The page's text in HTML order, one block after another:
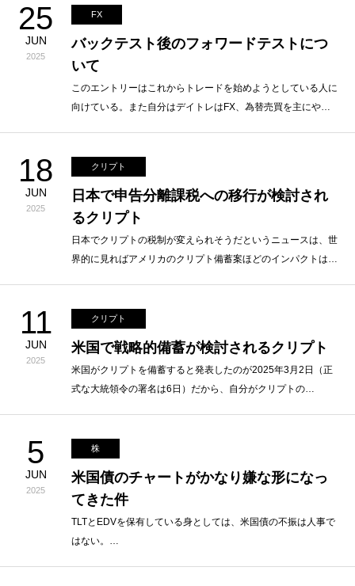
25
JUN
2025
FX
バックテスト後のフォワードテストにつ
いて
このエントリーはこれからトレードを始めようとしている人に
向けている。また自分はデイトレはFX、為替売買を主にや…
18
JUN
2025
クリプト
日本で申告分離課税への移行が検討され
るクリプト
日本でクリプトの税制が変えられそうだというニュースは、世
界的に見ればアメリカのクリプト備蓄案ほどのインパクトは…
11
JUN
2025
クリプト
米国で戦略的備蓄が検討されるクリプト
米国がクリプトを備蓄すると発表したのが2025年3月2日（正
式な大統領令の署名は6日）だから、自分がクリプトの…
5
JUN
2025
株
米国債のチャートがかなり嫌な形になっ
てきた件
TLTとEDVを保有している身としては、米国債の不振は人事で
はない。…